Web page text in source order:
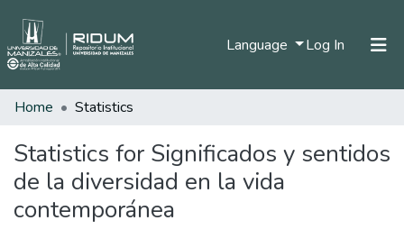
Language Log In (current)
Communities & Collections
Home Statistics
Statistics for Significados y sentidos
de la diversidad en la vida
contemporánea